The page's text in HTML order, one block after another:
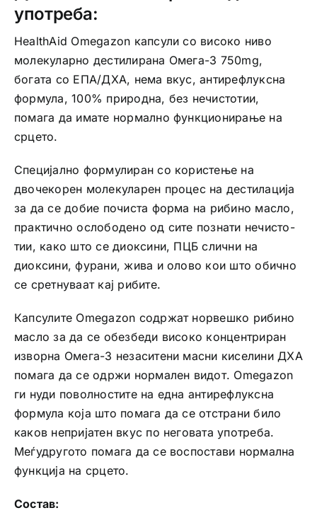
употреба:
HealthAid Omegazon капсули со високо ниво
молекуларно дестилирана Омега-3 750mg,
богата со ЕПА/ДХА, нема вкус, антирефлуксна
формула, 100% природна, без нечистотии,
помага да имате нормално функционирање на
срцето.
Специјално формулиран со користење на
двочекорен молекуларен процес на дестилација
за да се добие почиста форма на рибино масло,
практично ослободенo од сите познати нечисто­
тии, како што се диоксини, ПЦБ слични на
диоксини, фурани, жива и олово кои што обично
се сретнуваат кај рибите.
Капсулите Omegazon содржат норвешко рибино
масло за да се обез­бе­ди високо концентриран
изворна Омега-3 незаситени масни киселини ДХА
помага да се одржи нормален видот. Omegazon
ги нуди поволностите на една антирефлуксна
формула ко­ја што помага да се отстрани било
каков непријатен вкус по неговата употреба.
Меѓудругото помага да се воспостави нормална
функција на срцето.
Состав: